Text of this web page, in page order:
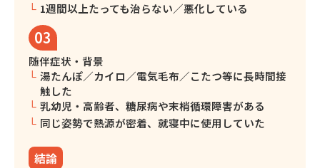
1週間以上たっても治らない／悪化している
03
随伴症状・背景
湯たんぽ／カイロ／電気毛布／こたつ等に長時間接
触した
乳幼児・高齢者、糖尿病や末梢循環障害がある
同じ姿勢で熱源が密着、就寝中に使用していた
結論